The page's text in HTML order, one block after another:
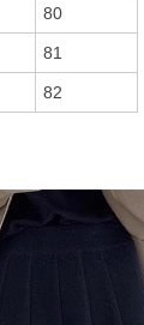
80
81
82